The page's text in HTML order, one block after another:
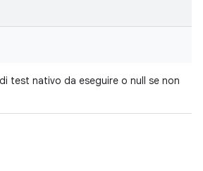
test nativo da eseguire o null se non